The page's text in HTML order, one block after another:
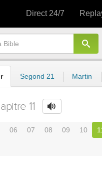
Direct 24/7
Segond 21 Martin
11
06 07 08 09 10